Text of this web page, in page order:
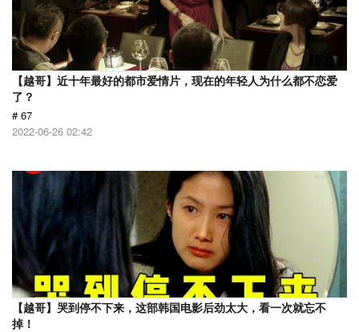
【越哥】近十年最好的都市爱情片，现在的年轻人为什么都不恋爱
了？
# 67
2022-06-26 02:42
【越哥】哭到停不下来，这部韩国电影后劲太大，看一次就忘不
掉！